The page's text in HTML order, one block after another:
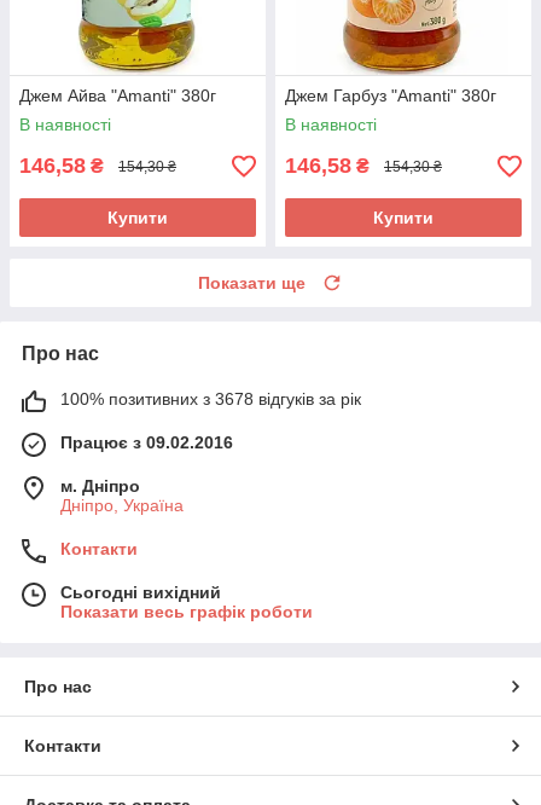
Джем Айва "Amanti" 380г
В наявності
146,58 ₴ 154,30 ₴
Купити
Джем Гарбуз "Amanti" 380г
В наявності
146,58 ₴ 154,30 ₴
Купити
Показати ще
Про нас
100% позитивних з 3678 відгуків за рік
Працює з 09.02.2016
м. Дніпро
Дніпро, Україна
Контакти
Сьогодні вихідний
Показати весь графік роботи
Про нас
Контакти